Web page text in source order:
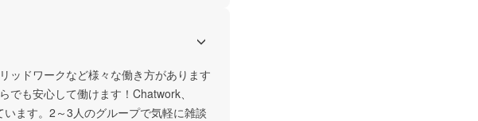
ッドワークなど様々な働き方があります
も安心して働けます！Chatwork、
ます。2～3人のグループで気軽に雑談